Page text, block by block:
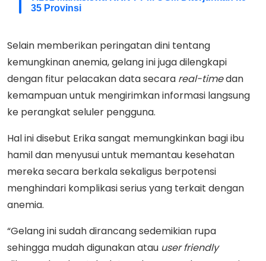
35 Provinsi
Selain memberikan peringatan dini tentang
kemungkinan anemia, gelang ini juga dilengkapi
dengan fitur pelacakan data secara real-timedan
kemampuan untuk mengirimkan informasi langsung
ke perangkat seluler pengguna.
Hal ini disebut Erika sangat memungkinkan bagi ibu
hamil dan menyusui untuk memantau kesehatan
mereka secara berkala sekaligus berpotensi
menghindari komplikasi serius yang terkait dengan
anemia.
“Gelang ini sudah dirancang sedemikian rupa
sehingga mudah digunakan atau user friendly